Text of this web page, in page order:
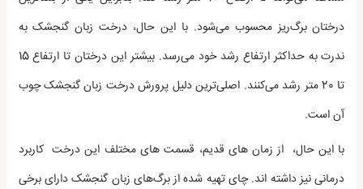
درختان برگ‌ریز محسوب می‌شود. با این حال، درخت زبان گنجشک به
ندرت به حداکثر ارتفاع رشد خود می‌رسد. بیشتر این درختان تا ارتفاع 15
تا 20 متر رشد می‌کنند. اصلی‌ترین دلیل پرورش درخت زبان گنجشک چوب
آن است.
با این حال، از زمان های قدیم، قسمت های مختلف این درخت کاربرد
درمانی نیز داشته اند. چای تهیه شده از برگ‌های زبان گنجشک دارای برخی